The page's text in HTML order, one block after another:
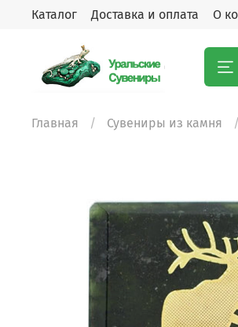
Каталог Доставка и оплата О
Главная Сувениры из камня